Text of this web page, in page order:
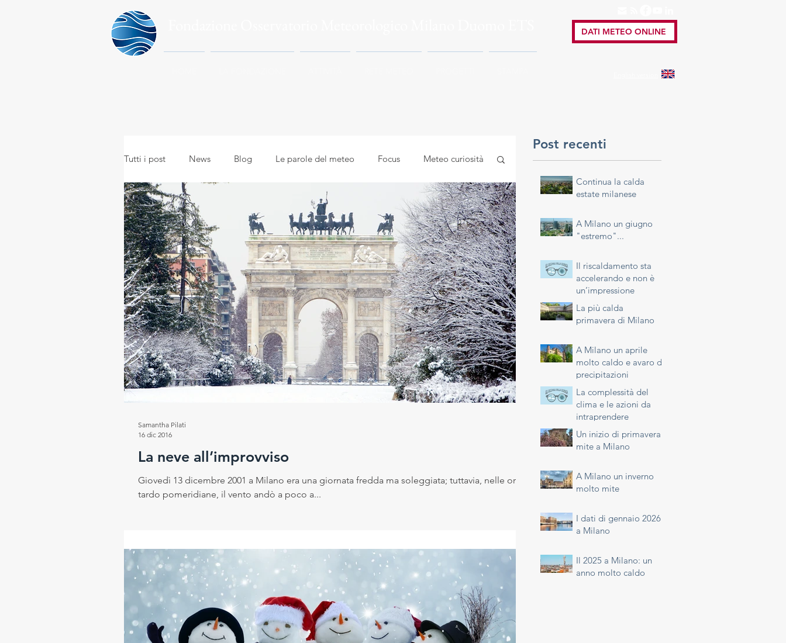
DATI METEO ONLINE
Tutti i post News Blog Le parole del meteo Focus Meteo curiosità
Meteo in everyday life Astrocuriosità Meteo e Salute
Meteo e viaggi Meteorologia applicata Meteorologia e climatologia
Progetto RESEt Salute e sicurezza sui luoghi di la Cambiamento climatico
Rubrica del Direttore Scientifico
La neve all’improvviso
Giovedì 13 dicembre 2001 a Milano era una giornata fredda ma soleggiata; tuttavia, nelle ore
tardo pomeridiane, il vento andò a poco a...
Samantha Pilati
16 dic 2016
Post recenti
Continua la calda
estate milanese
A Milano un giugno
"estremo"...
Il riscaldamento sta
accelerando e non è
un’impressione
La più calda
primavera di Milano
A Milano un aprile
molto caldo e avaro di
precipitazioni
La complessità del
clima e le azioni da
intraprendere
Un inizio di primavera
mite a Milano
A Milano un inverno
molto mite
I dati di gennaio 2026
a Milano
Il 2025 a Milano: un
anno molto caldo